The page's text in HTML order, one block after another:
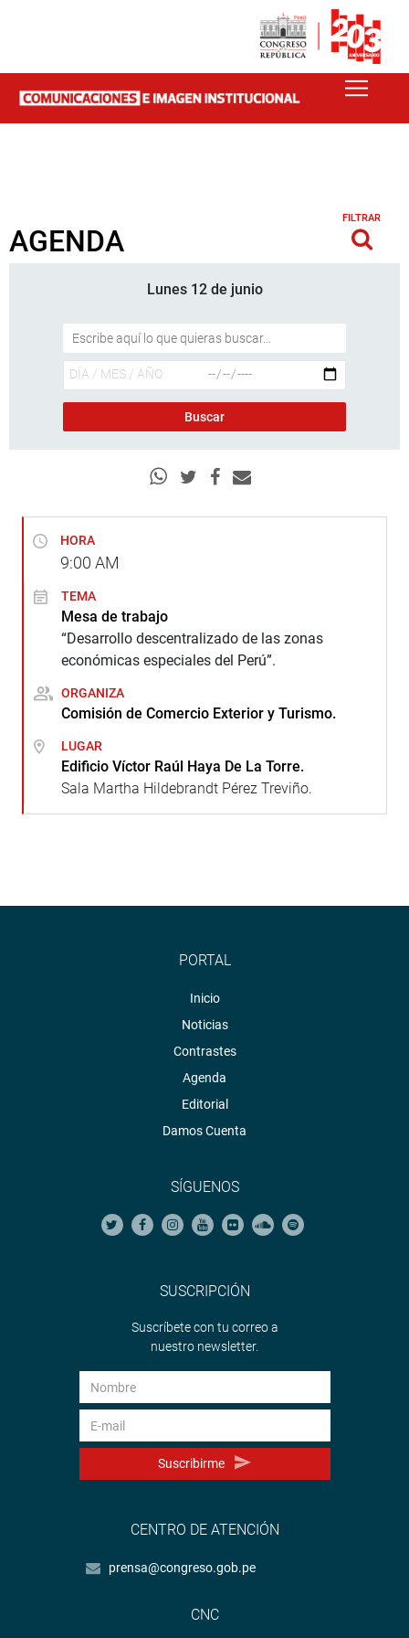
AGENDA
FILTRAR
Lunes 12 de junio
HORA
9:00 AM
TEMA
Mesa de trabajo
“Desarrollo descentralizado de las zonas
económicas especiales del Perú”.
ORGANIZA
Comisión de Comercio Exterior y Turismo.
LUGAR
Edificio Víctor Raúl Haya De La Torre.
Sala Martha Hildebrandt Pérez Treviño.
PORTAL
Inicio
Noticias
Contrastes
Agenda
Editorial
Damos Cuenta
SÍGUENOS
SUSCRIPCIÓN
Suscríbete con tu correo a
nuestro newsletter.
Suscribirme
CENTRO DE ATENCIÓN
prensa@congreso.gob.pe
CNC